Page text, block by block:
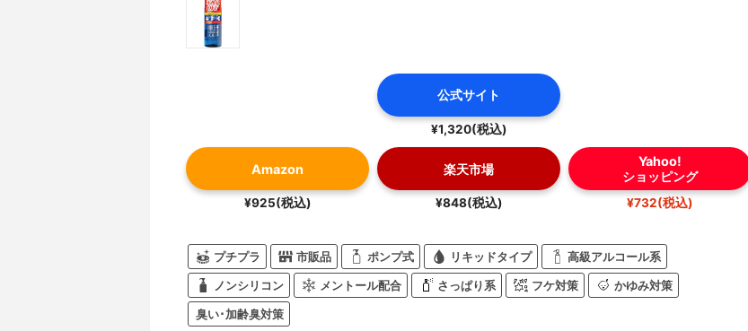
公式サイト
¥1,320(税込)
Amazon
¥925(税込)
楽天市場
¥848(税込)
Yahoo!
ショッピング
¥732(税込)
プチプラ 市販品 ポンプ式 リキッドタイプ 高級アルコール系
ノンシリコン メントール配合 さっぱり系 フケ対策 かゆみ対策
臭い･加齢臭対策